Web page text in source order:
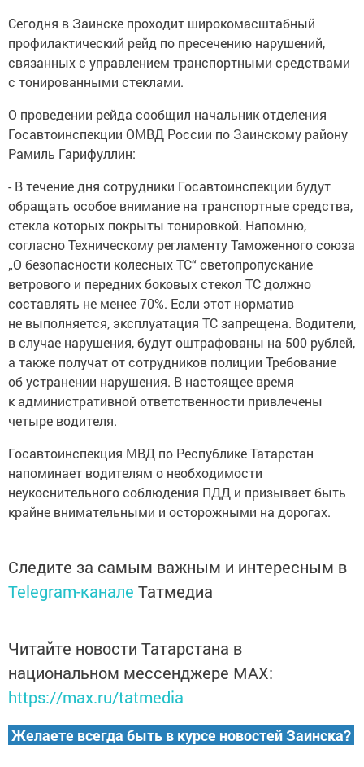
Сегодня в Заинске проходит широкомасштабный
профилактический рейд по пресечению нарушений,
связанных с управлением транспортными средствами
с тонированными стеклами.
О проведении рейда сообщил начальник отделения
Госавтоинспекции ОМВД России по Заинскому району
Рамиль Гарифуллин:
- В течение дня сотрудники Госавтоинспекции будут
обращать особое внимание на транспортные средства,
стекла которых покрыты тонировкой. Напомню,
согласно Техническому регламенту Таможенного союза
„О безопасности колесных ТС“ светопропускание
ветрового и передних боковых стекол ТС должно
составлять не менее 70%. Если этот норматив
не выполняется, эксплуатация ТС запрещена. Водители,
в случае нарушения, будут оштрафованы на 500 рублей,
а также получат от сотрудников полиции Требование
об устранении нарушения. В настоящее время
к административной ответственности привлечены
четыре водителя.
Госавтоинспекция МВД по Республике Татарстан
напоминает водителям о необходимости
неукоснительного соблюдения ПДД и призывает быть
крайне внимательными и осторожными на дорогах.
Следите за самым важным и интересным в
Telegram-канале Татмедиа
Читайте новости Татарстана в
национальном мессенджере MАХ:
https://max.ru/tatmedia
Желаете всегда быть в курсе новостей Заинска?